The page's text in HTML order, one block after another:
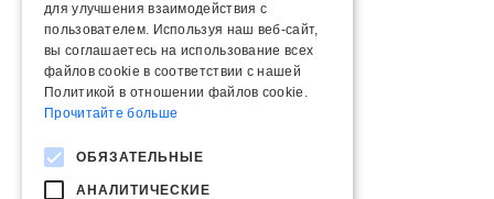
для улучшения взаимодействия с
пользователем. Используя наш веб-сайт,
вы соглашаетесь на использование всех
файлов cookie в соответствии с нашей
Политикой в ​​отношении файлов cookie.
Прочитайте больше
ОБЯЗАТЕЛЬНЫЕ
АНАЛИТИЧЕСКИЕ